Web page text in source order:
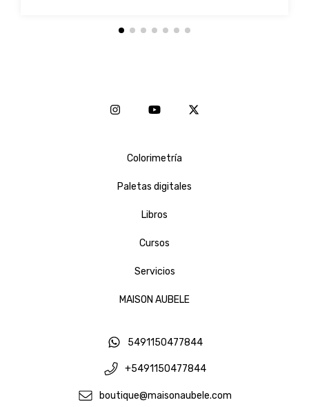
Colorimetría
Paletas digitales
Libros
Cursos
Servicios
MAISON AUBELE
5491150477844
+5491150477844
boutique@maisonaubele.com